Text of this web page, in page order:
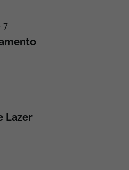
7
Lazer